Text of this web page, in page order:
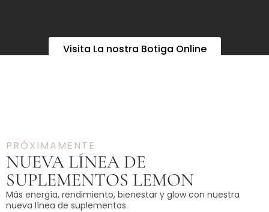
Visita La nostra Botiga Online
PRÓXIMAMENTE
NUEVA LÍNEA DE
SUPLEMENTOS LEMON
Más energía, rendimiento, bienestar y glow con nuestra
nueva línea de suplementos.